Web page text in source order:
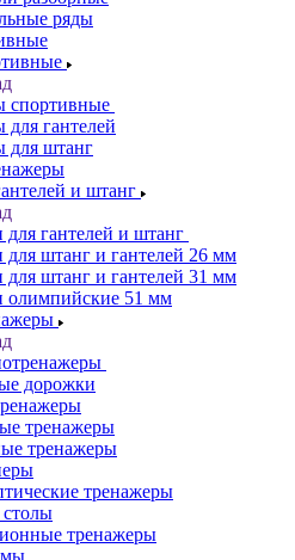
ряды
спортивные
гантелей
для штанг
и штанг
для гантелей и штанг
для штанг и гантелей 26 мм
для штанг и гантелей 31 мм
олимпийские 51 мм
дорожки
тренажеры
тренажеры
тренажеры
тренажеры